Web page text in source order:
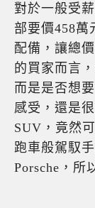
對於一般受
部要價458萬
配備，讓總
的買家而言
而是是否想
感受，還是
SUV ，竟然
跑車般駕馭
Porsche ，所